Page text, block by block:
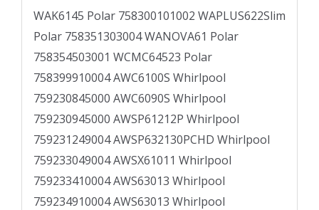
WAK6145 Polar 758300101002 WAPLUS622Slim
Polar 758351303004 WANOVA61 Polar
758354503001 WCMC64523 Polar
758399910004 AWC6100S Whirlpool
759230845000 AWC6090S Whirlpool
759230945000 AWSP61212P Whirlpool
759231249004 AWSP632130PCHD Whirlpool
759233049004 AWSX61011 Whirlpool
759233410004 AWS63013 Whirlpool
759234910004 AWS63013 Whirlpool